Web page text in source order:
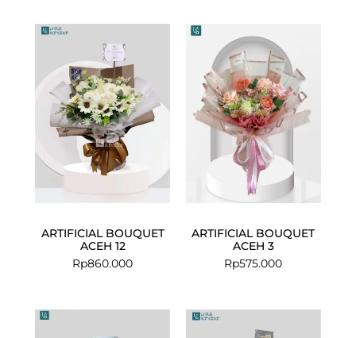
ARTIFICIAL BOUQUET
ACEH 12
Rp860.000
ARTIFICIAL BOUQUET
ACEH 3
Rp575.000